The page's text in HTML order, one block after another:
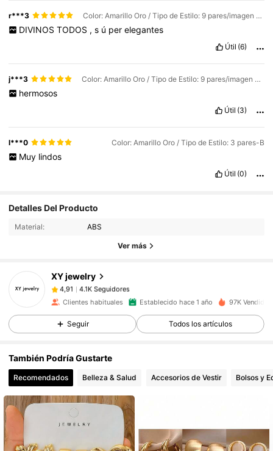
r***3 Color: Amarillo Oro / Tipo de Estilo: 9 pares/imagen principal
DIVINOS TODOS , s ú per elegantes
Útil (6)
j***3 Color: Amarillo Oro / Tipo de Estilo: 9 pares/imagen principal
hermosos
Útil (3)
l***0 Color: Amarillo Oro / Tipo de Estilo: 3 pares-B
Muy lindos
Útil (0)
Detalles Del Producto
Material: ABS
Ver más
XY jewelry
4,91 4.1K Seguidores
4.1K Seguidores
4,91 4.1K Seguidores
4,91 4.1K Seguidores
4,91
4,91 4.1K Seguidores
Clientes habituales Establecido hace 1 año 97K Vendido
Seguir Todos los artículos
También Podría Gustarte
Recomendados Belleza & Salud Accesorios de Vestir Bolsos y